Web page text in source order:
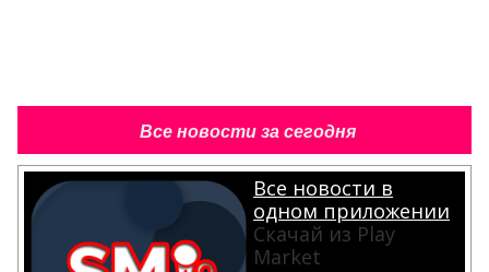
Все новости за сегодня
Все новости в
одном приложении
Скачай из Play
Market